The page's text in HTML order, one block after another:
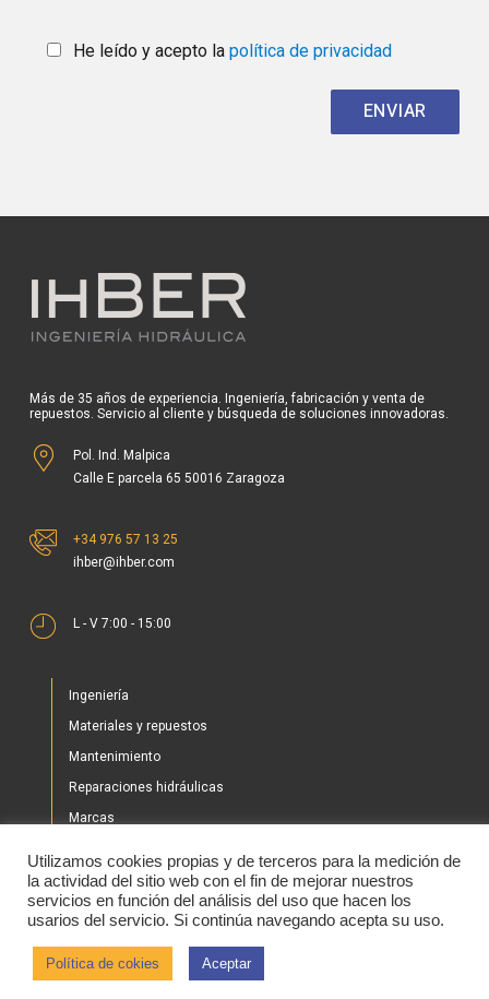
He leído y acepto la política de privacidad
Más de 35 años de experiencia. Ingeniería, fabricación y venta de
repuestos. Servicio al cliente y búsqueda de soluciones innovadoras.
Pol. Ind. Malpica
Calle E parcela 65 50016 Zaragoza
+34 976 57 13 25
ihber@ihber.com
L - V 7:00 - 15:00
Ingeniería
Materiales y repuestos
Mantenimiento
Reparaciones hidráulicas
Marcas
Tienda
Noticias
Utilizamos cookies propias y de terceros para la medición de
la actividad del sitio web con el fin de mejorar nuestros
servicios en función del análisis del uso que hacen los
usarios del servicio. Si continúa navegando acepta su uso.
Política de cokies Aceptar